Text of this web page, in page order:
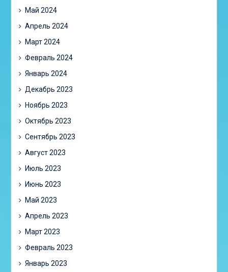
Май 2024
Апрель 2024
Март 2024
Февраль 2024
Январь 2024
Декабрь 2023
Ноябрь 2023
Октябрь 2023
Сентябрь 2023
Август 2023
Июль 2023
Июнь 2023
Май 2023
Апрель 2023
Март 2023
Февраль 2023
Январь 2023